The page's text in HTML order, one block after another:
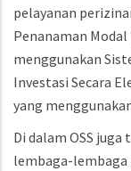
pelayanan
Penanaman
menggunakan
Investasi Secara
yang
Di dalam OSS
lembaga-